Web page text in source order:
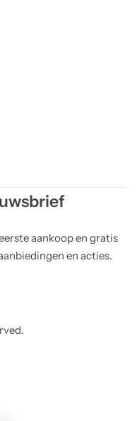
aankoop en gratis
en acties.